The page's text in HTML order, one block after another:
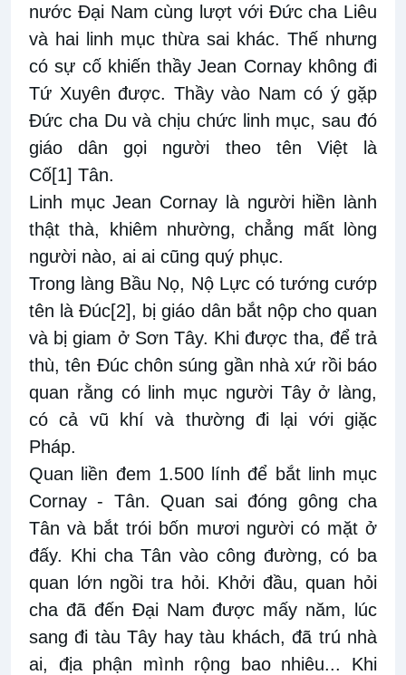
nước Đại Nam cùng lượt với Đức cha Liêu
và hai linh mục thừa sai khác. Thế nhưng
có sự cố khiến thầy Jean Cornay không đi
Tứ Xuyên được. Thầy vào Nam có ý gặp
Đức cha Du và chịu chức linh mục, sau đó
giáo dân gọi người theo tên Việt là
Cố[1] Tân.
Linh mục Jean Cornay là người hiền lành
thật thà, khiêm nhường, chẳng mất lòng
người nào, ai ai cũng quý phục.
Trong làng Bầu Nọ, Nộ Lực có tướng cướp
tên là Đúc[2], bị giáo dân bắt nộp cho quan
và bị giam ở Sơn Tây. Khi được tha, để trả
thù, tên Đúc chôn súng gần nhà xứ rồi báo
quan rằng có linh mục người Tây ở làng,
có cả vũ khí và thường đi lại với giặc
Pháp.
Quan liền đem 1.500 lính để bắt linh mục
Cornay - Tân. Quan sai đóng gông cha
Tân và bắt trói bốn mươi người có mặt ở
đấy. Khi cha Tân vào công đường, có ba
quan lớn ngồi tra hỏi. Khởi đầu, quan hỏi
cha đã đến Đại Nam được mấy năm, lúc
sang đi tàu Tây hay tàu khách, đã trú nhà
ai, địa phận mình rộng bao nhiêu... Khi